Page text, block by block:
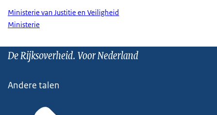
Ministerie van Justitie en Veiligheid
Ministerie
De Rijksoverheid. Voor Nederland
Andere talen